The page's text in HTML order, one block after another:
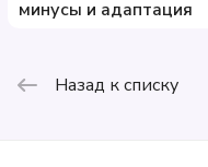
минусы и адаптация
Назад к списку